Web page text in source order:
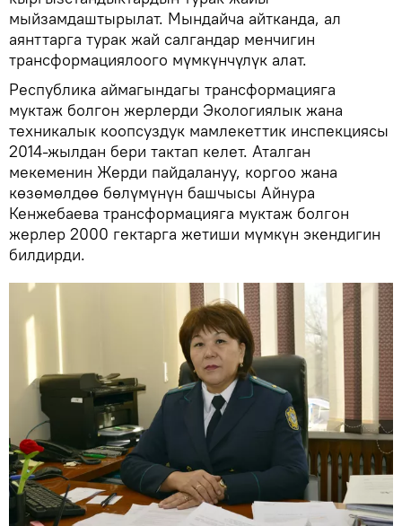
мыйзамдаштырылат. Мындайча айтканда, ал
аянттарга турак жай салгандар менчигин
трансформациялоого мүмкүнчүлүк алат.
Республика аймагындагы трансформацияга
муктаж болгон жерлерди Экологиялык жана
техникалык коопсуздук мамлекеттик инспекциясы
2014-жылдан бери тактап келет. Аталган
мекеменин Жерди пайдалануу, коргоо жана
көзөмөлдөө бөлүмүнүн башчысы Айнура
Кенжебаева трансформацияга муктаж болгон
жерлер 2000 гектарга жетиши мүмкүн экендигин
билдирди.